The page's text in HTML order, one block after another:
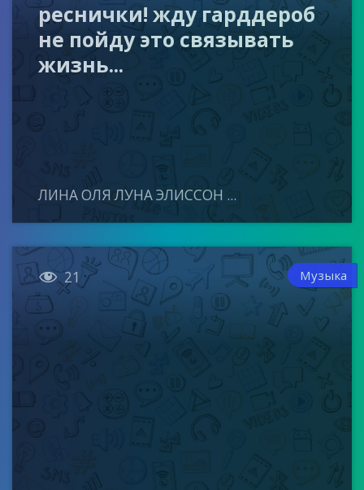
реснички! жду гарддероб
не пойду это связывать
жизнь...
ЛИНА ОЛЯ ЛУНА ЭЛИССОН ...
 21 Музыка